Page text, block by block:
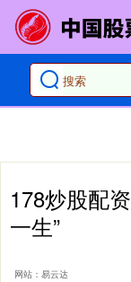
178炒股配
一生”
网站：易云达